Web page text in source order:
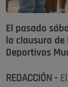
El pasado
la clausura
Deportivos
REDACCIÓN -